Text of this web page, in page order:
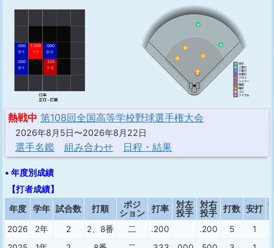
.000
0-1
1.000
1-1
.000
0-2
.000
0-1
.333
1-3
熱戦中 第108回全国高等学校野球選手権大会
2026年8月5日〜2026年8月22日
選手名鑑 組み合わせ 日程・結果
• 年度別成績
【打者成績】
年度
学年 試合数 打順
ポジ
ション
打率
対左
投手
対右
投手
打数 安打
2026
2年 2 2、8番 二 .200 .200 5 1